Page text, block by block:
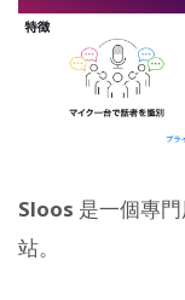
Sloos 是一個專
站。